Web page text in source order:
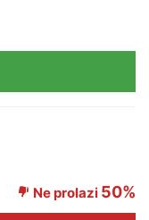
Ne prolazi 50%